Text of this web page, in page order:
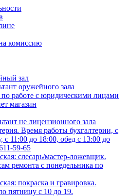
комиссию
зал
оружейного зала
работе с юридическими лицами
магазин
не лицензионного зала
Время работы бухгалтерии, с
с 11:00 до 18:00, обед с 13:00 до
59-65
слесарь/мастер-ложевщик.
ремонта с понедельника по
покраска и гравировка.
пятницу с 10 до 19.